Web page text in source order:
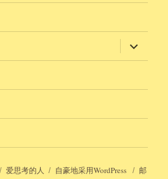
展
开
子
爱思考的人 自豪地采用WordPress
邮